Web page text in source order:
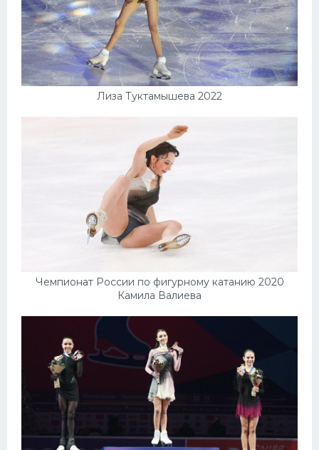
Лиза Туктамышева 2022
Чемпионат России по фигурному катанию 2020
Камила Валиева